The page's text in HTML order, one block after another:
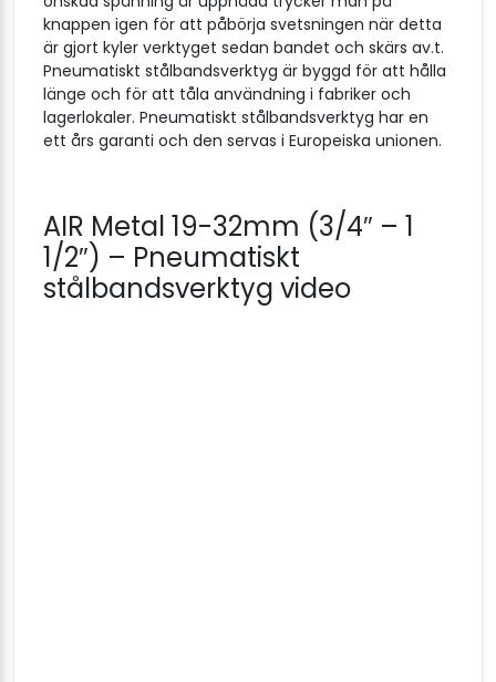
knappen igen för att påbörja svetsningen när detta
är gjort kyler verktyget sedan bandet och skärs av.t.
Pneumatiskt stålbandsverktyg är byggd för att hålla
länge och för att tåla användning i fabriker och
lagerlokaler. Pneumatiskt stålbandsverktyg har en
ett års garanti och den servas i Europeiska unionen.
AIR Metal 19-32mm (3/4″ – 1
1/2″) – Pneumatiskt
stålbandsverktyg video